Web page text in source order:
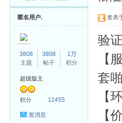
匿名用户.
3808
主题
3808
帖子
1万
积分
超级版主
积分 12455
发消息
发表
验
【
套
【
【